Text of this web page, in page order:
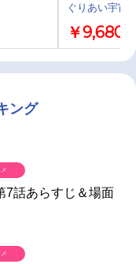
ぐりあい宇宙
￥9,680
ング
7話あらすじ＆場面